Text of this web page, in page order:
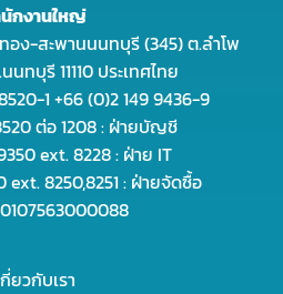
กงานใหญ่
ง-สะพานนนทบุรี (345) ต.ลำโพ
ทบุรี 11110 ประเทศไทย
1 +66 (0)2 149 9436-9
ต่อ 1208 : ฝ่ายบัญชี
ext. 8228 : ฝ่าย IT
ext. 8250,8251 : ฝ่ายจัดซื้อ
ยวกับเรา